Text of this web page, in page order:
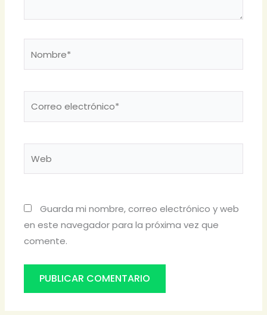
Guarda mi nombre, correo electrónico y web
en este navegador para la próxima vez que
comente.